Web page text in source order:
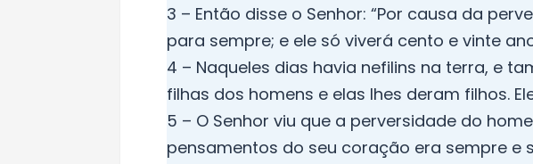
3 – Então disse o Senhor: “Por causa da
para sempre; e ele só viverá cento e vinte
4 – Naqueles dias havia nefilins na terra, e
filhas dos homens e elas lhes deram filhos.
5 – O Senhor viu que a perversidade do
pensamentos do seu coração era sempre e